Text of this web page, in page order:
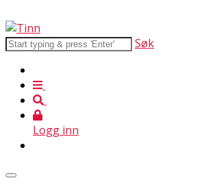
Søk
Logg inn